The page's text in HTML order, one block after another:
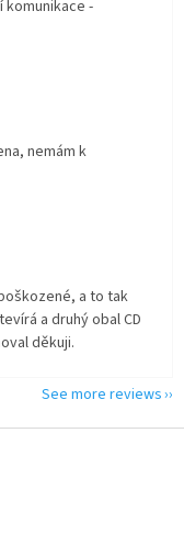
-
nemám k
a to tak
a druhý obal CD
děkuji.
See more reviews